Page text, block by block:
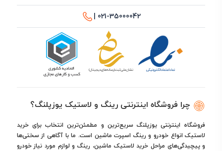
021-35000042 |
چرا فروشگاه اینترنتی رینگ و لاستیک یوزپلنگ؟
فروشگاه اینترنتی یوزپلنگ سریع‌ترین و مطمئن‌ترین انتخاب برای خرید
لاستیک انواع خودرو و رینگ اسپرت ماشین است. ما با آگاهی از سختی‌ها
و پیچیدگی‌های مراحل خرید لاستیک ماشین، رینگ و لوازم مورد نیاز خودرو